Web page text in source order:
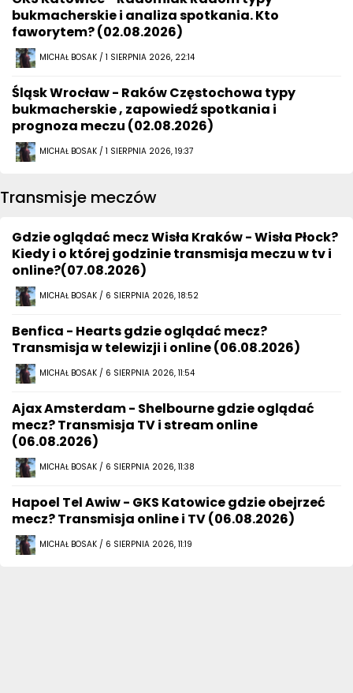
bukmacherskie i analiza spotkania. Kto
faworytem? (02.08.2026)
MICHAŁ BOSAK / 1 SIERPNIA 2026, 22:14
Śląsk Wrocław - Raków Częstochowa typy
bukmacherskie , zapowiedź spotkania i
prognoza meczu (02.08.2026)
MICHAŁ BOSAK / 1 SIERPNIA 2026, 19:37
Transmisje meczów
Gdzie oglądać mecz Wisła Kraków - Wisła Płock?
Kiedy i o której godzinie transmisja meczu w tv i
online?(07.08.2026)
MICHAŁ BOSAK / 6 SIERPNIA 2026, 18:52
Benfica - Hearts gdzie oglądać mecz?
Transmisja w telewizji i online (06.08.2026)
MICHAŁ BOSAK / 6 SIERPNIA 2026, 11:54
Ajax Amsterdam - Shelbourne gdzie oglądać
mecz? Transmisja TV i stream online
(06.08.2026)
MICHAŁ BOSAK / 6 SIERPNIA 2026, 11:38
Hapoel Tel Awiw - GKS Katowice gdzie obejrzeć
mecz? Transmisja online i TV (06.08.2026)
MICHAŁ BOSAK / 6 SIERPNIA 2026, 11:19